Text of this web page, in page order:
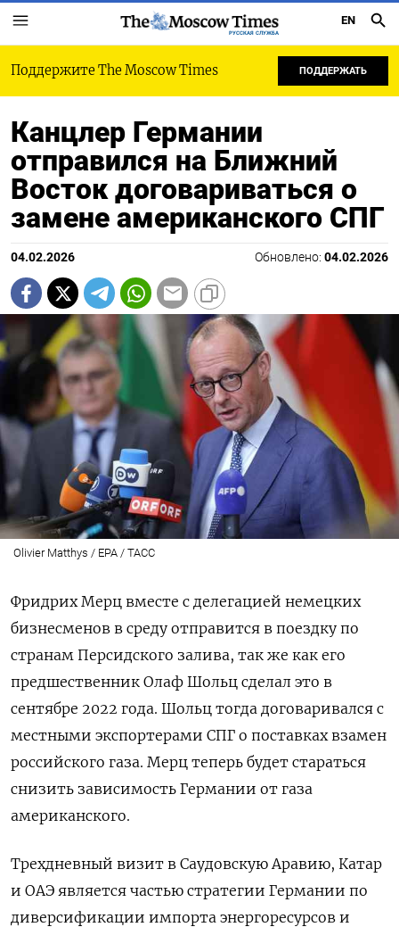
РУССКАЯ СЛУЖБА
EN
Поддержите The Moscow Times ПОДДЕРЖАТЬ
Канцлер Германии
отправился на Ближний
Восток договариваться о
замене американского СПГ
04.02.2026 Обновлено: 04.02.2026
Olivier Matthys / EPA / ТАСС
Фридрих Мерц вместе с делегацией немецких
бизнесменов в среду отправится в поездку по
странам Персидского залива, так же как его
предшественник Олаф Шольц сделал это в
сентябре 2022 года. Шольц тогда договаривался с
местными экспортерами СПГ о поставках взамен
российского газа. Мерц теперь будет стараться
снизить зависимость Германии от газа
американского.
Трехдневный визит в Саудовскую Аравию, Катар
и ОАЭ является частью стратегии Германии по
диверсификации импорта энергоресурсов и